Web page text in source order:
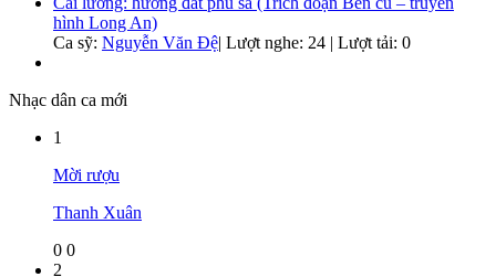
hình Long An)
Ca sỹ: Nguyễn Văn Đệ| Lượt nghe: 24 | Lượt tải: 0
Nhạc dân ca mới
1
Mời rượu
Thanh Xuân
0 0
2